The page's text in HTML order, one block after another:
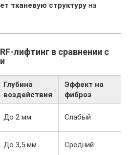
тканевую структуру на
лифтинг в сравнении с
Глубина
воздействия
Эффект на
фиброз
До 2 мм Слабый
До 3,5 мм Средний